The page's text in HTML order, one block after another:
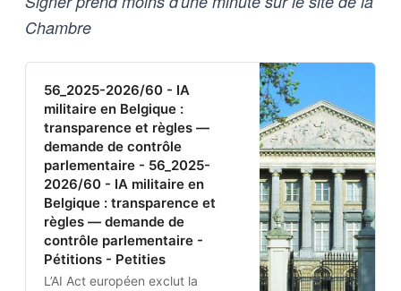
Chambre
56_2025-2026/60 - IA
militaire en Belgique :
transparence et règles —
demande de contrôle
parlementaire - 56_2025-
2026/60 - IA militaire en
Belgique : transparence et
règles — demande de
contrôle parlementaire -
Pétitions - Petities
L’AI Act européen exclut la